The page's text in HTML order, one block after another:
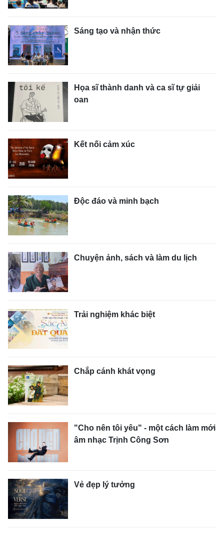
Sáng tạo và nhận thức
Họa sĩ thành danh và ca sĩ tự giải
oan
Kết nối cảm xúc
Ðộc đáo và minh bạch
Chuyện ảnh, sách và làm du lịch
Trải nghiệm khác biệt
Chắp cánh khát vọng
"Cho nên tôi yêu" - một cách làm mới
âm nhạc Trịnh Công Sơn
Vẻ đẹp lý tưởng